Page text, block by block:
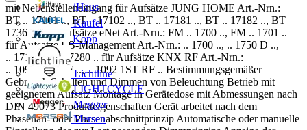
iHaus
Kaufel
Kopp
Lichtline
LIGHTCYCLE
Megger
Mersen
mit Nebenstelleneingang für Aufsätze JUNG HOME Art.-Nrn.:
BT .. 17101 .., BT .. 17102 .., BT .. 17181 .., BT .. 17182 .., BT
17361 .. für Aufsätze eNet Art.-Nrn.: FM .. 1700 .., FM .. 1701 ..
für Aufsätze LB-Management Art.-Nrn.: .. 1700 .., .. 1750 D ..,
.. 17180 .., .. 17280 .. für Aufsätze KNX RF Art.-Nrn.:
.. 1091 1ST RF .., .. 1092 1ST RF .. Bestimmungsgemäßer
Gebrauch Schalten und Dimmen von Beleuchtung Betrieb mit
geeignetem Aufsatz Montage in Gerätedose mit Abmessungen nach
DIN 49073 Produkteigenschaften Gerät arbeitet nach dem
Phasenan- oder Phasenabschnittprinzip Automatische oder manuelle